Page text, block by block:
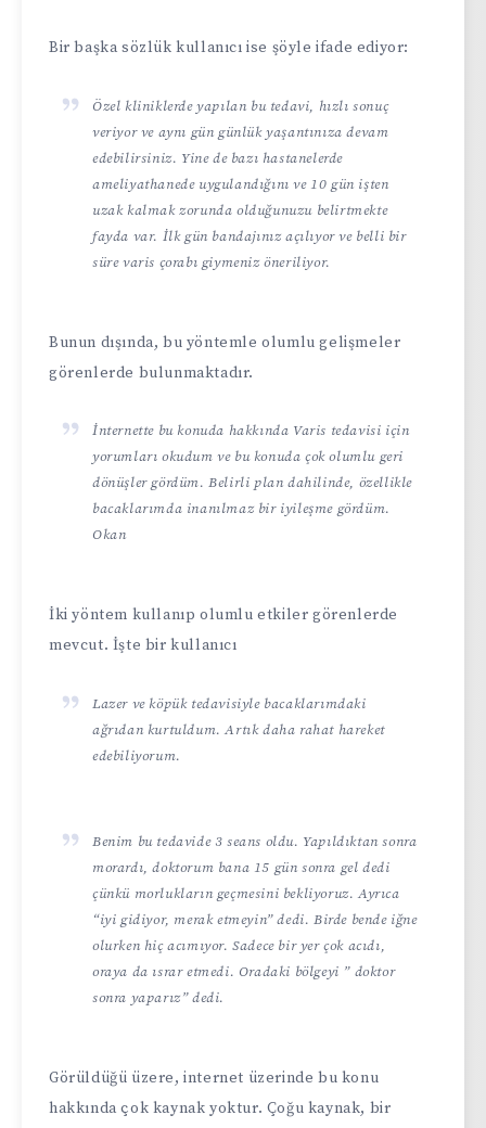
Bir başka sözlük kullanıcı ise şöyle ifade ediyor:
Özel kliniklerde yapılan bu tedavi, hızlı sonuç
veriyor ve aynı gün günlük yaşantınıza devam
edebilirsiniz. Yine de bazı hastanelerde
ameliyathanede uygulandığını ve 10 gün işten
uzak kalmak zorunda olduğunuzu belirtmekte
fayda var. İlk gün bandajınız açılıyor ve belli bir
süre varis çorabı giymeniz öneriliyor.
Bunun dışında, bu yöntemle olumlu gelişmeler
görenlerde bulunmaktadır.
İnternette bu konuda hakkında Varis tedavisi için
yorumları okudum ve bu konuda çok olumlu geri
dönüşler gördüm. Belirli plan dahilinde, özellikle
bacaklarımda inanılmaz bir iyileşme gördüm.
Okan
İki yöntem kullanıp olumlu etkiler görenlerde
mevcut. İşte bir kullanıcı
Lazer ve köpük tedavisiyle bacaklarımdaki
ağrıdan kurtuldum. Artık daha rahat hareket
edebiliyorum.
Benim bu tedavide 3 seans oldu. Yapıldıktan sonra
morardı, doktorum bana 15 gün sonra gel dedi
çünkü morlukların geçmesini bekliyoruz. Ayrıca
“iyi gidiyor, merak etmeyin” dedi. Birde bende iğne
olurken hiç acımıyor. Sadece bir yer çok acıdı,
oraya da ısrar etmedi. Oradaki bölgeyi ” doktor
sonra yaparız” dedi.
Görüldüğü üzere, internet üzerinde bu konu
hakkında çok kaynak yoktur. Çoğu kaynak, bir